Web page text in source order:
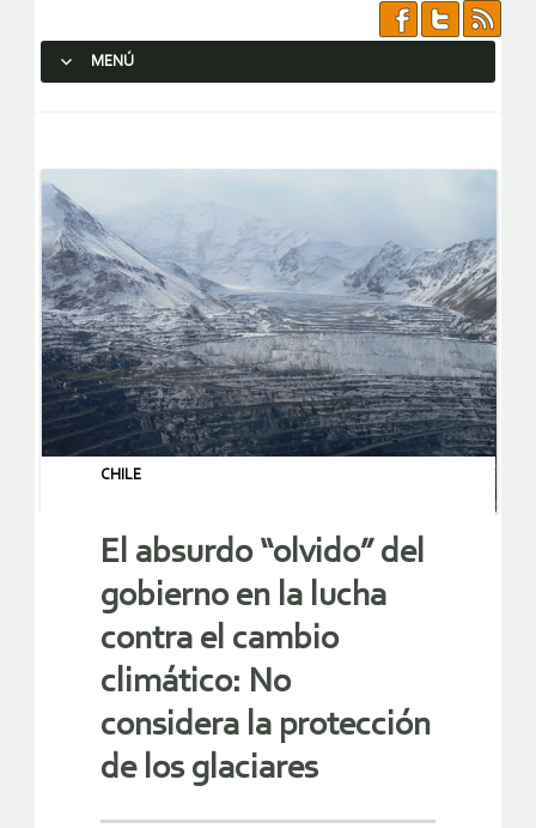
MENÚ
CHILE
El absurdo “olvido” del
gobierno en la lucha
contra el cambio
climático: No
considera la protección
de los glaciares